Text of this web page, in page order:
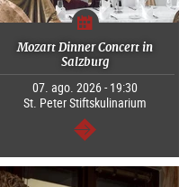
Mozart Dinner Concert in
Salzburg
07. ago. 2026 - 19:30
St. Peter Stiftskulinarium
segue